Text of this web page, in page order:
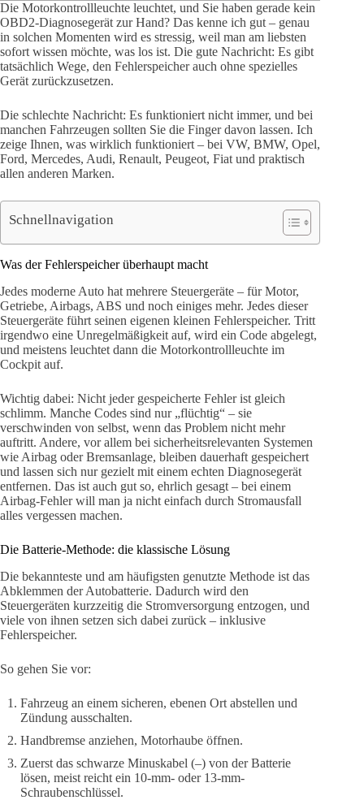
Die Motorkontrollleuchte leuchtet, und Sie haben gerade kein
OBD2-Diagnosegerät zur Hand? Das kenne ich gut – genau
in solchen Momenten wird es stressig, weil man am liebsten
sofort wissen möchte, was los ist. Die gute Nachricht: Es gibt
tatsächlich Wege, den Fehlerspeicher auch ohne spezielles
Gerät zurückzusetzen.
Die schlechte Nachricht: Es funktioniert nicht immer, und bei
manchen Fahrzeugen sollten Sie die Finger davon lassen. Ich
zeige Ihnen, was wirklich funktioniert – bei VW, BMW, Opel,
Ford, Mercedes, Audi, Renault, Peugeot, Fiat und praktisch
allen anderen Marken.
Schnellnavigation
Was der Fehlerspeicher überhaupt macht
Jedes moderne Auto hat mehrere Steuergeräte – für Motor,
Getriebe, Airbags, ABS und noch einiges mehr. Jedes dieser
Steuergeräte führt seinen eigenen kleinen Fehlerspeicher. Tritt
irgendwo eine Unregelmäßigkeit auf, wird ein Code abgelegt,
und meistens leuchtet dann die Motorkontrollleuchte im
Cockpit auf.
Wichtig dabei: Nicht jeder gespeicherte Fehler ist gleich
schlimm. Manche Codes sind nur „flüchtig“ – sie
verschwinden von selbst, wenn das Problem nicht mehr
auftritt. Andere, vor allem bei sicherheitsrelevanten Systemen
wie Airbag oder Bremsanlage, bleiben dauerhaft gespeichert
und lassen sich nur gezielt mit einem echten Diagnosegerät
entfernen. Das ist auch gut so, ehrlich gesagt – bei einem
Airbag-Fehler will man ja nicht einfach durch Stromausfall
alles vergessen machen.
Die Batterie-Methode: die klassische Lösung
Die bekannteste und am häufigsten genutzte Methode ist das
Abklemmen der Autobatterie. Dadurch wird den
Steuergeräten kurzzeitig die Stromversorgung entzogen, und
viele von ihnen setzen sich dabei zurück – inklusive
Fehlerspeicher.
So gehen Sie vor:
Fahrzeug an einem sicheren, ebenen Ort abstellen und
Zündung ausschalten.
Handbremse anziehen, Motorhaube öffnen.
Zuerst das schwarze Minuskabel (–) von der Batterie
lösen, meist reicht ein 10-mm- oder 13-mm-
Schraubenschlüssel.